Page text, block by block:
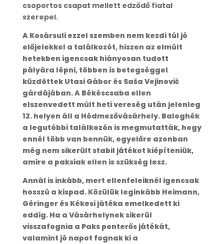
csoportos csapat mellett edződő fiatal
szerepel.
A Kosársuli ezzel szemben nem kezdi túl jó
előjelekkel a találkozót, hiszen az elmúlt
hetekben igencsak hiányosan tudott
pályára lépni, többen is betegséggel
küzdöttek Utasi Gábor és Saša Vejinović
gárdájában. A Békéscsaba ellen
elszenvedett múlt heti vereség után jelenleg
12. helyen áll a Hódmezővásárhely. Baloghék
a legutóbbi találkozón is megmutatták, hogy
ennél több van bennük, egyelőre azonban
még nem sikerült stabil játékot kiépíteniük,
amire a paksiak ellen is szükség lesz.
Annál is inkább, mert ellenfeleiknél igencsak
hosszú a kispad. Közülük leginkább Heimann,
Géringer és Kékesi játéka emelkedett ki
eddig. Ha a Vásárhelynek sikerül
visszafognia a Paks ponterős játékát,
valamint jó napot fognak ki a